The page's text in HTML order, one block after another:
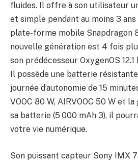
fluides. Il offre à son utilisateur
et simple pendant au moins 3 ans
plate-forme mobile Snapdragon
nouvelle génération est 4 fois
son prédécesseur OxygenOS 12.1
Il possède une batterie
journée d’autonomie de 15
VOOC 80 W, AIRVOOC 50 W et
sa batterie (5 000 mAh 3), il
votre vie numérique.
Son puissant capteur Sony IMX